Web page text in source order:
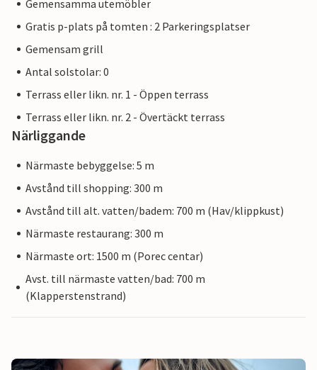
Gemensamma utemöbler
Gratis p-plats på tomten : 2 Parkeringsplatser
Gemensam grill
Antal solstolar: 0
Terrass eller likn. nr. 1 - Öppen terrass
Terrass eller likn. nr. 2 - Övertäckt terrass
Närliggande
Närmaste bebyggelse: 5 m
Avstånd till shopping: 300 m
Avstånd till alt. vatten/badem: 700 m (Hav/klippkust)
Närmaste restaurang: 300 m
Närmaste ort: 1500 m (Porec centar)
Avst. till närmaste vatten/bad: 700 m
(Klapperstenstrand)